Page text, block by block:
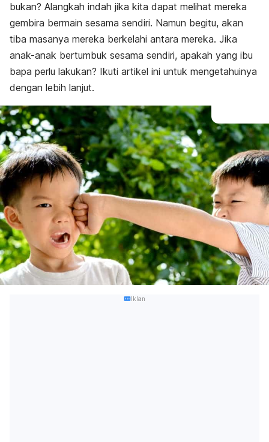
bukan? Alangkah indah jika kita dapat melihat mereka
gembira bermain sesama sendiri. Namun begitu, akan
tiba masanya mereka berkelahi antara mereka. Jika
anak-anak bertumbuk sesama sendiri, apakah yang ibu
bapa perlu lakukan? Ikuti artikel ini untuk mengetahuinya
dengan lebih lanjut.
Iklan